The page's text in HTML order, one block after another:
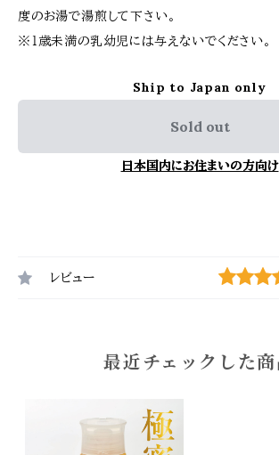
度のお湯で湯煎して下さい。
※１歳未満の乳幼児には与えないでください。
Ship to Japan only
Sold out
日本国内にお住まいの方向け
レビュー
最近チェックした商